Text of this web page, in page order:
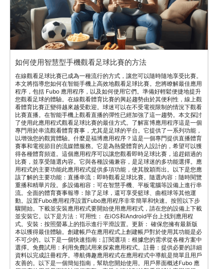
如何使用智慧型手機觀看足球比賽的方法
在線觀看足球比賽已成為一種流行的方式，讓您可以隨時隨地享受比賽。
本文將指導您如何在智能手機上高效地觀看足球比賽。您將瞭解最佳應用
程序，包括 Fubo 應用程序，以及如何使用它們。準備好輕鬆便捷地提升
您觀看足球的體驗。在線觀看體育比賽的興起趨勢由於其便利性，線上觀
看體育比賽正變得越來越受歡迎。球迷可以在不受電視限制的情況下觀看
比賽直播。在智能手機上觀看直播的彈性已經加強了這一趨勢。本文探討
了使用此應用程式觀看足球比賽的最佳方式。了解富博應用程序這是一個
專門用於串流觀看體育賽事，尤其是足球的平台。它提供了一系列功能，
以增強您的觀賞體驗。什麼是福博應用程序？這是一個專門提供直播體育
賽事和電視節目的流媒體服務。它是為熱愛體育的人設計的，希望可以獲
得各種體育頻道。這個應用程序可以讓您觀看即時足球比賽，追趕錯過的
比賽，並享受隨選內容。它與各種設備兼容，是足球迷的多功能選擇。應
用程式的主要功能此應用程式提供多項功能，使其脫穎而出。以下是您應
該了解的主要功能：直播串流：即時觀看足球比賽。隨選內容：隨時閱覽
重播和精華片段。多設備相容：可在智慧手機、平板電腦等設備上進行串
流。全面的體育賽事報導：除了足球，還可享受籃球、曲棍球等其他運
動。設置Fubo應用程序設置Fubo應用程序非常簡單和快速。按照以下步
驟開始。下載並安裝應用程式要開始使用應用程式，請在您的設備上下載
並安裝它。以下是方法：可用性： 在iOS和Android平台上找到應用程
式。安裝：按照螢幕上的指示進行平滑設置。更新： 確保您擁有最新版
本以獲得最佳體驗。創建帳戶在應用程式上創建帳戶對於使用其功能是必
不可少的。以下是一個快速指南：訂閱選項：根據您的需求從各種方案中
選擇。免費試用：利用免費試用來探索應用程式。註冊：提供必要的詳細
資料以完成註冊程序。導航傳趣應用程式在應用程式中導航是簡單且用戶
友善的。以下是一個簡短指南，幫助您開始使用。用戶界面概述Fubo 應